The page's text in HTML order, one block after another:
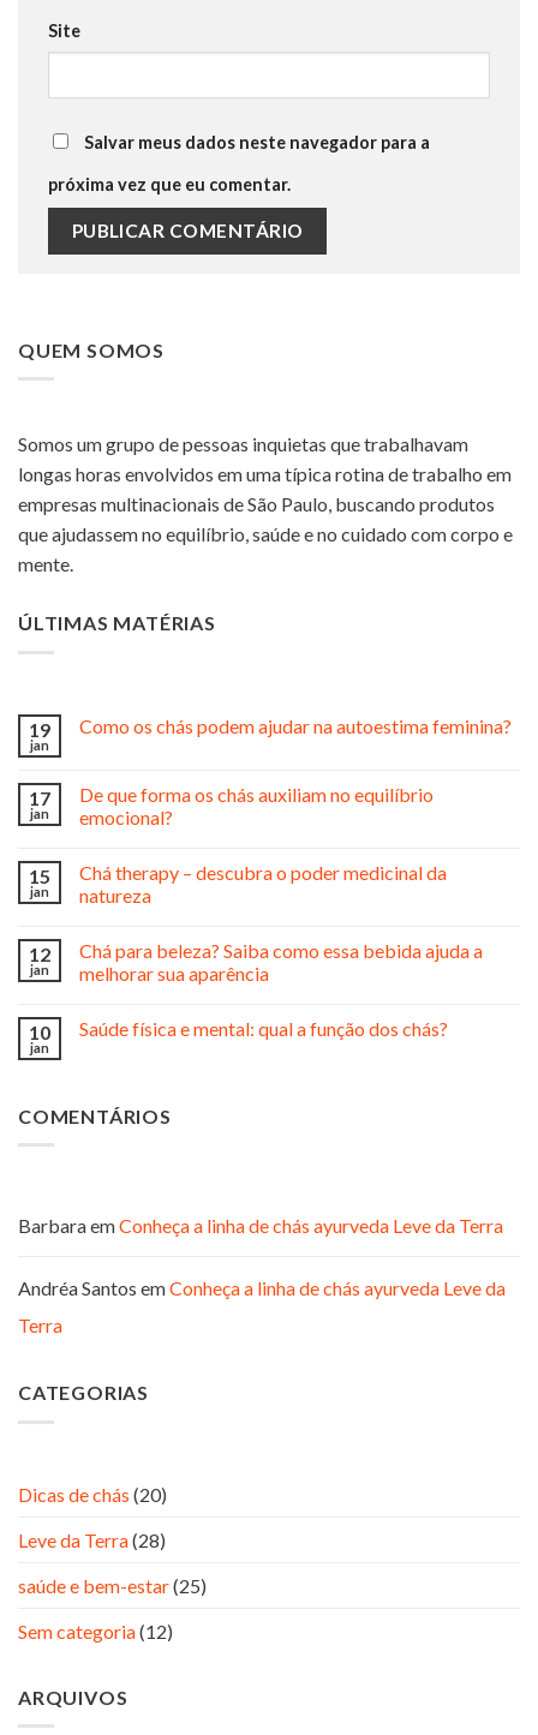
Site
Salvar meus dados neste navegador para a
próxima vez que eu comentar.
QUEM SOMOS
Somos um grupo de pessoas inquietas que trabalhavam
longas horas envolvidos em uma típica rotina de trabalho em
empresas multinacionais de São Paulo, buscando produtos
que ajudassem no equilíbrio, saúde e no cuidado com corpo e
mente.
ÚLTIMAS MATÉRIAS
19
jan
Como os chás podem ajudar na autoestima feminina?
17
jan
De que forma os chás auxiliam no equilíbrio
emocional?
15
jan
Chá therapy – descubra o poder medicinal da
natureza
12
jan
Chá para beleza? Saiba como essa bebida ajuda a
melhorar sua aparência
10
jan
Saúde física e mental: qual a função dos chás?
COMENTÁRIOS
BarbaraemConheça a linha de chás ayurveda Leve da Terra
Andréa Santos emConheça a linha de chás ayurveda Leve da
Terra
CATEGORIAS
Dicas de chás (20)
Leve da Terra(28)
saúde e bem-estar(25)
Sem categoria(12)
ARQUIVOS